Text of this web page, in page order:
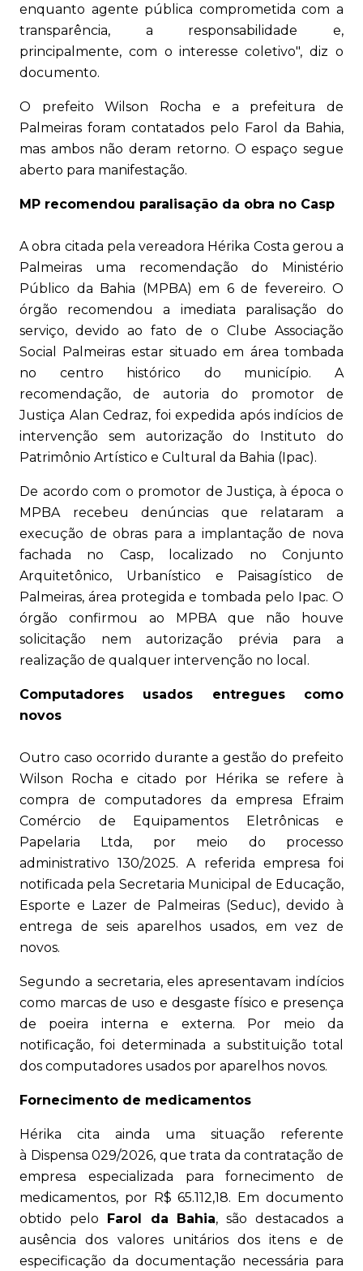
enquanto agente pública comprometida com a
transparência, a responsabilidade e,
principalmente, com o interesse coletivo", diz o
documento.
O prefeito Wilson Rocha e a prefeitura de
Palmeiras foram contatados pelo Farol da Bahia,
mas ambos não deram retorno. O espaço segue
aberto para manifestação.
MP recomendou paralisação da obra no Casp
A obra citada pela vereadora Hérika Costa gerou a
Palmeiras uma recomendação do Ministério
Público da Bahia (MPBA) em 6 de fevereiro. O
órgão recomendou a imediata paralisação do
serviço, devido ao fato de o Clube Associação
Social Palmeiras estar situado em área tombada
no centro histórico do município. A
recomendação, de autoria do promotor de
Justiça Alan Cedraz, foi expedida após indícios de
intervenção sem autorização do Instituto do
Patrimônio Artístico e Cultural da Bahia (Ipac).
De acordo com o promotor de Justiça, à época o
MPBA recebeu denúncias que relataram a
execução de obras para a implantação de nova
fachada no Casp, localizado no Conjunto
Arquitetônico, Urbanístico e Paisagístico de
Palmeiras, área protegida e tombada pelo Ipac. O
órgão confirmou ao MPBA que não houve
solicitação nem autorização prévia para a
realização de qualquer intervenção no local.
Computadores usados entregues como
novos
Outro caso ocorrido durante a gestão do prefeito
Wilson Rocha e citado por Hérika se refere à
compra de computadores da empresa Efraim
Comércio de Equipamentos Eletrônicas e
Papelaria Ltda, por meio do processo
administrativo 130/2025. A referida empresa foi
notificada pela Secretaria Municipal de Educação,
Esporte e Lazer de Palmeiras (Seduc), devido à
entrega de seis aparelhos usados, em vez de
novos.
Segundo a secretaria, eles apresentavam indícios
como marcas de uso e desgaste físico e presença
de poeira interna e externa. Por meio da
notificação, foi determinada a substituição total
dos computadores usados por aparelhos novos.
Fornecimento de medicamentos
Hérika cita ainda uma situação referente
à Dispensa 029/2026, que trata da contratação de
empresa especializada para fornecimento de
medicamentos, por R$ 65.112,18. Em documento
obtido pelo
Farol da Bahia, são destacados a
ausência dos valores unitários dos itens e de
especificação da documentação necessária para